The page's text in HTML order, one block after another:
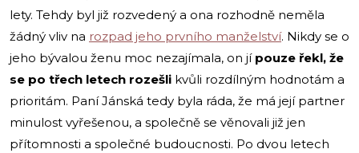
lety. Tehdy byl již rozvedený a ona rozhodně neměla
žádný vliv na rozpad jeho prvního manželství. Nikdy se o
jeho bývalou ženu moc nezajímala, on jípouze řekl, že
se po třech letech rozešli kvůli rozdílným hodnotám a
prioritám. Paní Jánská tedy byla ráda, že má její partner
minulost vyřešenou, a společně se věnovali již jen
přítomnosti a společné budoucnosti. Po dvou letech